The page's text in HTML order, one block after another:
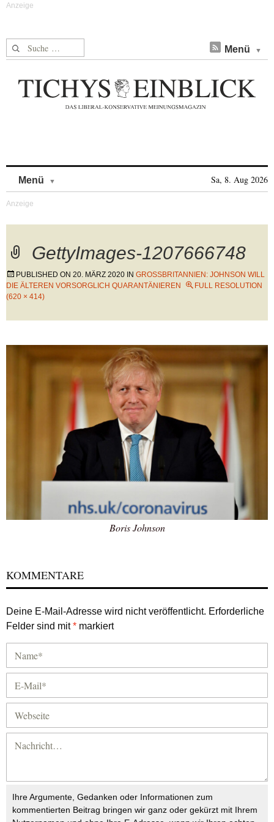
Suche nach: Menü
Menü Sa, 8. Aug 2026
GettyImages-1207666748
PUBLISHED ON 20. MÄRZ 2020 IN GROSSBRITANNIEN: JOHNSON WILL D
IE ÄLTEREN VORSORGLICH QUARANTÄNIEREN
FULL RESOLUTION
(620 × 414)
Boris Johnson
KOMMENTARE
Deine E-Mail-Adresse wird nicht veröffentlicht. Erforderliche
Felder sind mit* markiert
Ihre Argumente, Gedanken oder Informationen zum
kommentierten Beitrag bringen wir ganz oder gekürzt mit Ihrem